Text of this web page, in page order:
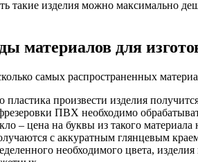
такие изделия можно максимально
материалов для
самых распространенных
произвести изделия
ПВХ необходимо
– цена на буквы из такого
с аккуратным глянцевым
необходимого цвета,